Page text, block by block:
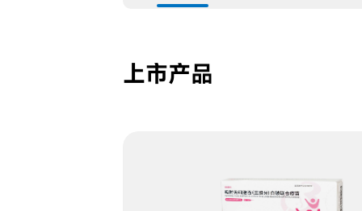
上市产品